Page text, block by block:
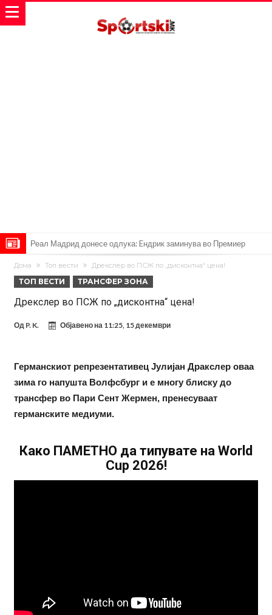
Мурињо воведува строга дисциплина во Реал Мадрид: Ова се
трите нови правила за успех
Целосна војна: Барса го растура најважниот летен трансфер на
Атлетико?!
Инфантино имал љубовница: Испливаа скандалозни
информации, добивала пари од УЕФА
Ромеро се согласи на условите со Атлетико
Мурињо воведува строга дисциплина во Реал Мадрид: Ова се
трите нови правила
Неочекувана „бомба“ од Англија: Ливерпул се засили од
Дома Топ вести Дрекслер во ПСЖ по „дисконтна“ цена!
ТОП ВЕСТИ ТРАНСФЕР ЗОНА
Дрекслер во ПСЖ по „дисконтна“ цена!
Од P. K. Објавено на 11:25, 15 декември
Германскиот репрезентативец Јулијан Дракслер оваа
зима го напушта Волфсбург и е многу блиску до
трансфер во Пари Сент Жермен, пренесуваат
германските медиуми.
Како ПАМЕТНО да типувате на World
Cup 2026!